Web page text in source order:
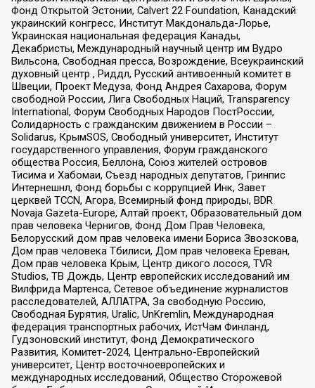
Фонд Открытой Эстонии, Calvert 22 Foundation, Канадский
украинский конгресс, Институт Макдональда-Лорье,
Украинская национальная федерация Канады,
Декабристы, Международный научный центр им Вудро
Вильсона, Свободная пресса, Возрождение, Всеукраинский
духовный центр , Риддл, Русский антивоенный комитет в
Швеции, Проект Медуза, Фонд Андрея Сахарова, Форум
свободной России, Лига Свободных Наций, Transparеncy
International, Форум Свободных Народов ПостРоссии,
Солидарность с гражданским движением в России –
Solidarus, КрымSOS, Свободный университет, Институт
государственного управления, Форум гражданского
общества Россия, Беллона, Союз жителей островов
Тисима и Хабомаи, Съезд народных депутатов, Гринпис
Интернешнл, Фонд борьбы с коррупцией Инк, Завет
церквей TCCN, Агора, Всемирный фонд природы, BDR
Novaja Gazeta-Europe, Алтай проект, Образовательный дом
прав человека Чернигов, Фонд Дом Прав Человека,
Белорусский дом прав человека имени Бориса Звозскова,
Дом прав человека Тбилиси, Дом прав человека Ереван,
Дом прав человека Крым, Центр дикого лосося, TVR
Studios, ТВ Дождь, Центр европейских исследований им
Вилфрида Мартенса, Сетевое объединение журналистов
расследователей, АЛЛАТРА, За свободную Россию,
Свободная Бурятия, Uralic, UnKremlin, Международная
федерация транспортных рабочих, ИстЧам Финланд,
Гудзоновский институт, Фонд Демократического
Развития, Комитет-2024, Центрально-Европейский
университет, Центр восточноевропейских и
международных исследований, Общество Сторожевой